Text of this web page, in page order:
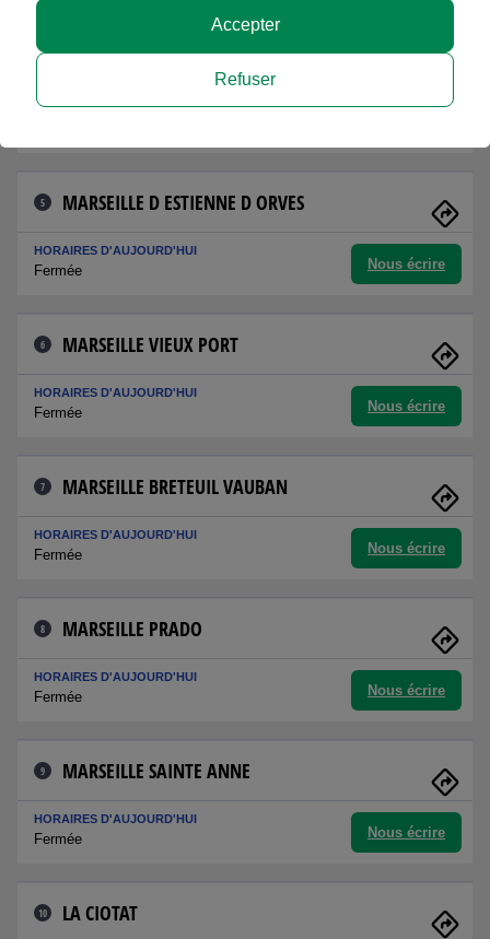
AUBAGNE
HORAIRES D'AUJOURD'HUI
5 MARSEILLE D ESTIENNE D ORVES
HORAIRES D'AUJOURD'HUI
Fermée Nous écrire
6 MARSEILLE VIEUX PORT
HORAIRES D'AUJOURD'HUI
Fermée Nous écrire
7 MARSEILLE BRETEUIL VAUBAN
HORAIRES D'AUJOURD'HUI
Fermée Nous écrire
8 MARSEILLE PRADO
HORAIRES D'AUJOURD'HUI
Fermée Nous écrire
9 MARSEILLE SAINTE ANNE
HORAIRES D'AUJOURD'HUI
Fermée Nous écrire
10 LA CIOTAT
Refuser
Accepter